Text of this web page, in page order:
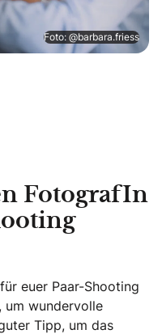
Foto: @barbara.friess
FotografIn
euer Paar-Shooting
um wundervolle
Tipp, um das